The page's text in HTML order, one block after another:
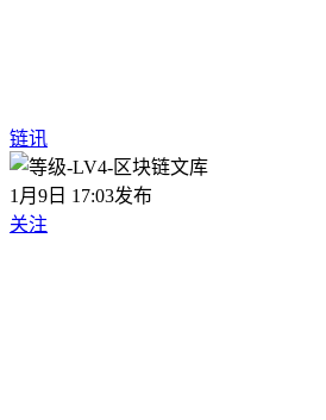
链讯
1月9日 17:03发布
关注